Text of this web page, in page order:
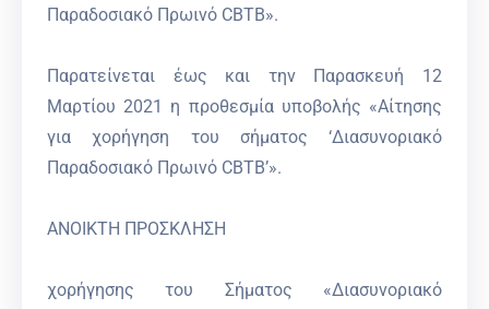
Παραδοσιακό Πρωινό CBTB».
Παρατείνεται έως και την Παρασκευή 12
Μαρτίου 2021 η προθεσμία υποβολής «Αίτησης
για χορήγηση του σήματος ‘Διασυνοριακό
Παραδοσιακό Πρωινό CBTB’».
ΑΝΟΙΚΤΗ ΠΡΟΣΚΛΗΣΗ
χορήγησης του Σήματος «Διασυνοριακό